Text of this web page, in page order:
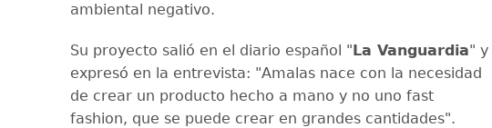
ambiental negativo.
Su proyecto salió en el diario español "La Vanguardia" y
expresó en la entrevista: "Amalas nace con la necesidad
de crear un producto hecho a mano y no uno fast
fashion, que se puede crear en grandes cantidades".